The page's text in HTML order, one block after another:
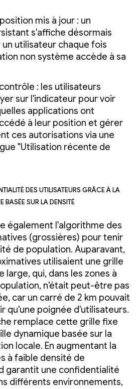
mis à jour : un
s'affiche désormais
utilisateur chaque fois
non système accède à sa
: les utilisateurs
sur l'indicateur pour voir
applications ont
à leur position et gérer
ces autorisations via une
"Utilisation récente de
des utilisateurs grâce à la
basée sur la densité
également l'algorithme des
(grossières) pour tenir
de population. Auparavant,
utilisaient une grille
large, qui, dans les zones à
n'était peut-être pas
car un carré de 2 km pouvait
qu'une poignée d'utilisateurs.
remplace cette grille fixe
dynamique basée sur la
locale. En augmentant la
à faible densité de
garantit une confidentialité
différents environnements,